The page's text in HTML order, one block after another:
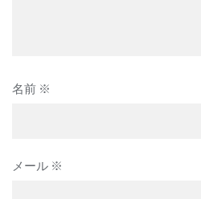
名前 ※
メール ※